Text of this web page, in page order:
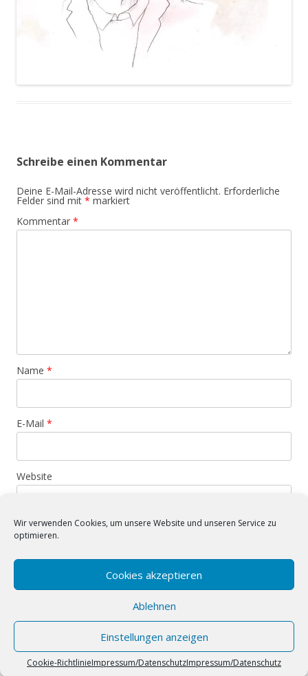
Wir verwenden Cookies, um unsere Website und unseren Service zu
optimieren.
Cookies akzeptieren
Ablehnen
Einstellungen anzeigen
Cookie-RichtlinieImpressum/DatenschutzImpressum/Datenschutz
Schreibe einen Kommentar
Deine E-Mail-Adresse wird nicht veröffentlicht. Erforderliche
Felder sind mit * markiert
Kommentar *
Name *
E-Mail *
Website
Benachrichtige mich über neue Beiträge via E-Mail.
Diese Website verwendet Akismet, um Spam zu reduzieren.
Impressum/Datenschutz Powered by WordPress